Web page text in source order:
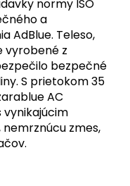
normy ISO
a
AdBlue. Teleso,
vyrobené z
bezpečné
S prietokom 35
AC
vynikajúcim
zmes,